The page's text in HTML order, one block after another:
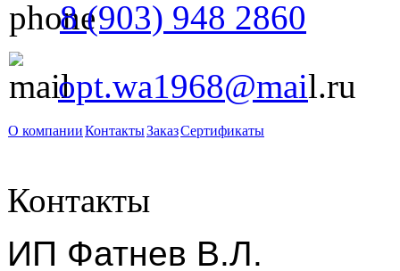
8 (903) 948 2860
opt.wa1968@mail.ru
О компанииКонтактыЗаказСертификаты
Контакты
ИП Фатнев В.Л.